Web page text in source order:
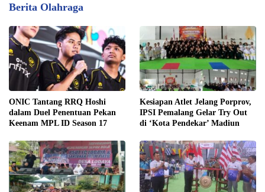
Berita Olahraga
ONIC Tantang RRQ Hoshi
dalam Duel Penentuan Pekan
Keenam MPL ID Season 17
Kesiapan Atlet Jelang Porprov,
IPSI Pemalang Gelar Try Out
di ‘Kota Pendekar’ Madiun